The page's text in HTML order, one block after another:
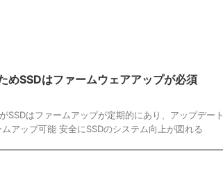
めSSDはファームウェアアップが必須
SSDはファームアップが定期的にあり、アップデート
アップ可能 安全にSSDのシステム向上が図れる